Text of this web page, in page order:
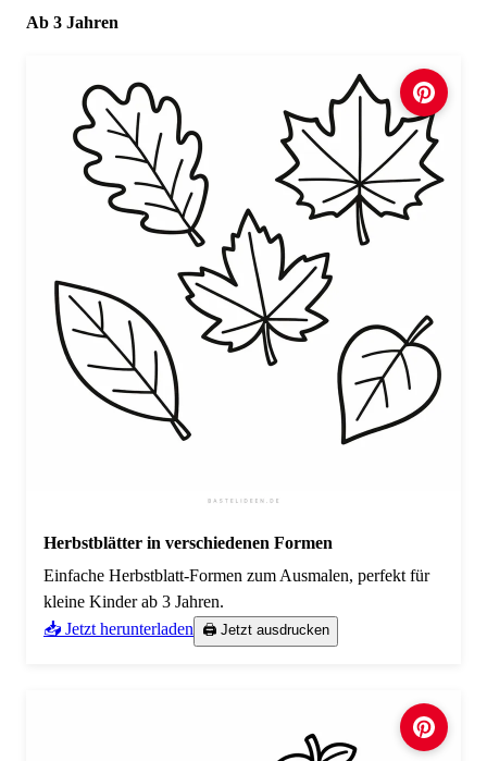
Ab 3 Jahren
Herbstblätter in verschiedenen Formen
Einfache Herbstblatt-Formen zum Ausmalen, perfekt für
kleine Kinder ab 3 Jahren.
📥 Jetzt herunterladen
🖨️ Jetzt ausdrucken